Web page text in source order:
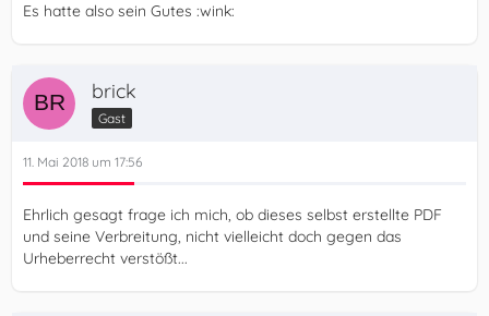
Es hatte also sein Gutes :wink:
brick
Gast
11. Mai 2018 um 17:56
Ehrlich gesagt frage ich mich, ob dieses selbst erstellte PDF
und seine Verbreitung, nicht vielleicht doch gegen das
Urheberrecht verstößt...